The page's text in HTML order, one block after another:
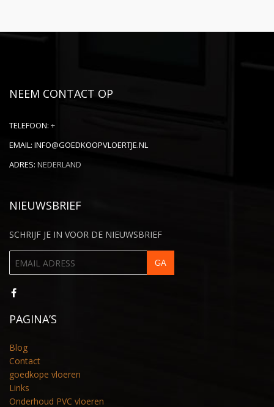
NEEM CONTACT OP
TELEFOON: +
EMAIL: INFO@GOEDKOOPVLOERTJE.NL
ADRES: NEDERLAND
NIEUWSBRIEF
SCHRIJF JE IN VOOR DE NIEUWSBRIEF
PAGINA’S
Blog
Contact
goedkope vloeren
Links
Onderhoud PVC vloeren